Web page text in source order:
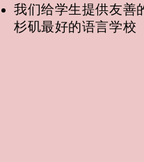
我们给学生提供友善
杉矶最好的语言学校